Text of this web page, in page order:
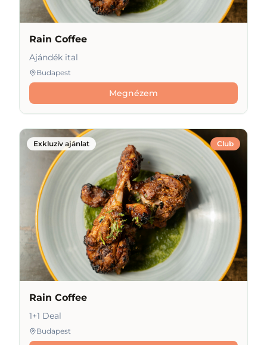
Rain Coffee
Ajándék ital
Budapest
Megnézem
Club
Exkluzív ajánlat
Rain Coffee
1+1 Deal
Budapest